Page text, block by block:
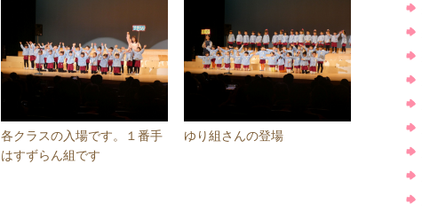
各クラスの入場です。１番手
はすずらん組です
ゆり組さんの登場